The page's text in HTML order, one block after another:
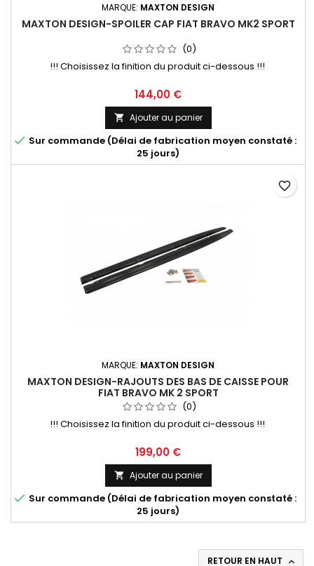
MARQUE: MAXTON DESIGN
MAXTON DESIGN-SPOILER CAP FIAT BRAVO MK2 SPORT
(0)
!!! Choisissez la finition du produit ci-dessous !!!
Prix
144,00 €
 Ajouter au panier
 Sur commande (Délai de fabrication moyen constaté :
25 jours)
MARQUE: MAXTON DESIGN
MAXTON DESIGN-RAJOUTS DES BAS DE CAISSE POUR
FIAT BRAVO MK 2 SPORT
(0)
!!! Choisissez la finition du produit ci-dessous !!!
Prix
199,00 €
 Ajouter au panier
 Sur commande (Délai de fabrication moyen constaté :
25 jours)
favorite_border
RETOUR EN HAUT 